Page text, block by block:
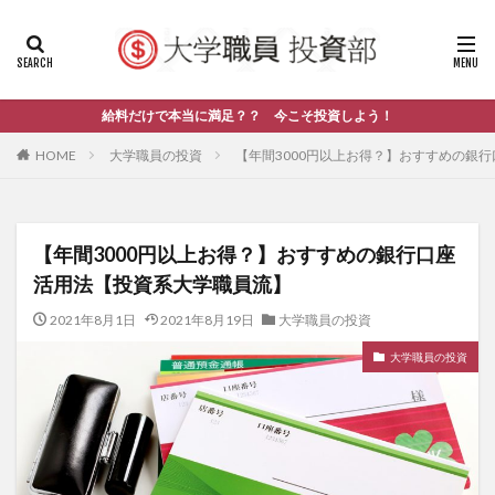
給料だけで本当に満足？？ 今こそ投資しよう！
HOME 大学職員の投資 【年間3000円以上お得？】おすすめの銀
【年間3000円以上お得？】おすすめの銀行口座
活用法【投資系大学職員流】
2021年8月1日 2021年8月19日 大学職員の投資
大学職員の投資